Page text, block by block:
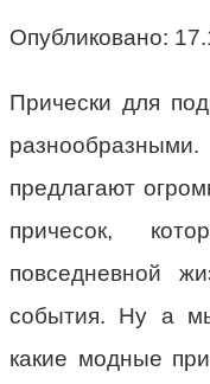
Опубликовано:
Прически для
предлагают
причесок,
повседневной
события. Ну а
какие модные